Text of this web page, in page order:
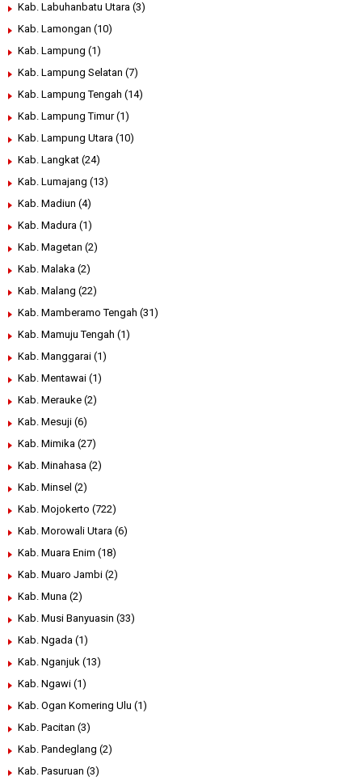
Kab. Labuhanbatu Utara (3)
Kab. Lamongan (10)
Kab. Lampung (1)
Kab. Lampung Selatan (7)
Kab. Lampung Tengah (14)
Kab. Lampung Timur (1)
Kab. Lampung Utara (10)
Kab. Langkat (24)
Kab. Lumajang (13)
Kab. Madiun (4)
Kab. Madura (1)
Kab. Magetan (2)
Kab. Malaka (2)
Kab. Malang (22)
Kab. Mamberamo Tengah (31)
Kab. Mamuju Tengah (1)
Kab. Manggarai (1)
Kab. Mentawai (1)
Kab. Merauke (2)
Kab. Mesuji (6)
Kab. Mimika (27)
Kab. Minahasa (2)
Kab. Minsel (2)
Kab. Mojokerto (722)
Kab. Morowali Utara (6)
Kab. Muara Enim (18)
Kab. Muaro Jambi (2)
Kab. Muna (2)
Kab. Musi Banyuasin (33)
Kab. Ngada (1)
Kab. Nganjuk (13)
Kab. Ngawi (1)
Kab. Ogan Komering Ulu (1)
Kab. Pacitan (3)
Kab. Pandeglang (2)
Kab. Pasuruan (3)